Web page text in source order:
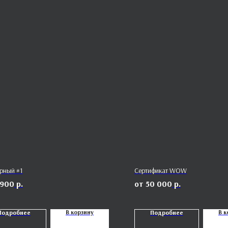
#1
р.
В корзину
Сертификат WOW
50 000 р.
Подробнее В